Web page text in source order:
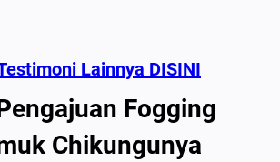
Lainnya DISINI
Fogging
Chikungunya